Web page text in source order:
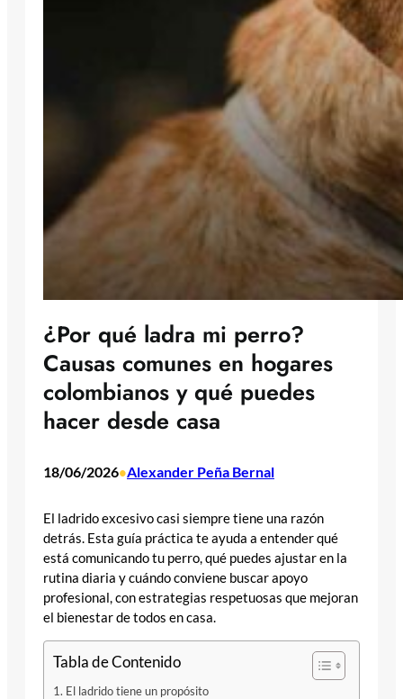
¿Por qué ladra mi perro?
Causas comunes en hogares
colombianos y qué puedes
hacer desde casa
18/06/2026•Alexander Peña Bernal
El ladrido excesivo casi siempre tiene una razón
detrás. Esta guía práctica te ayuda a entender qué
está comunicando tu perro, qué puedes ajustar en la
rutina diaria y cuándo conviene buscar apoyo
profesional, con estrategias respetuosas que mejoran
el bienestar de todos en casa.
Tabla de Contenido
El ladrido tiene un propósito